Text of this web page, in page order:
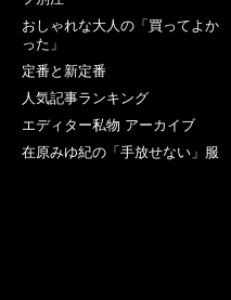
おしゃれな大人の「買ってよか
った」
定番と新定番
人気記事ランキング
エディター私物 アーカイブ
在原みゆ紀の「手放せない」服